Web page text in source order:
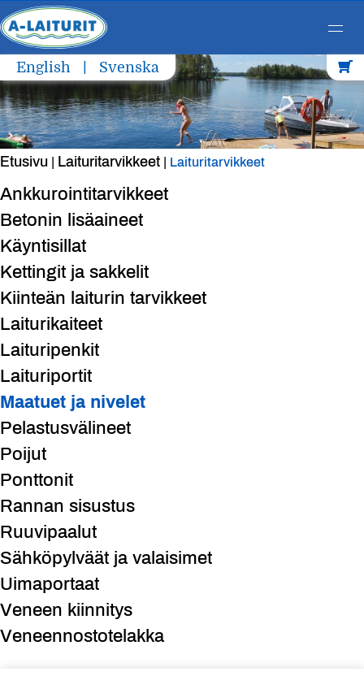
Skip
to
content
English Svenska
Etusivu Laituritarvikkeet Laituritarvikkeet
Ankkurointitarvikkeet
Betonin lisäaineet
Käyntisillat
Kettingit ja sakkelit
Kiinteän laiturin tarvikkeet
Laiturikaiteet
Laituripenkit
Laituriportit
Maatuet ja nivelet
Pelastusvälineet
Poijut
Ponttonit
Rannan sisustus
Ruuvipaalut
Sähköpylväät ja valaisimet
Uimaportaat
Veneen kiinnitys
Veneennostotelakka